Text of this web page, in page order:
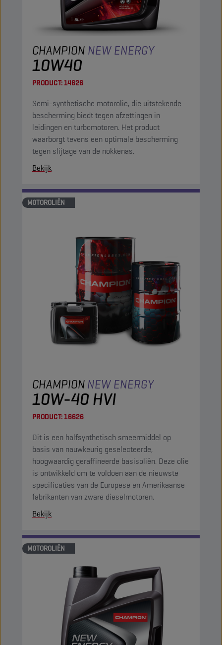
CHAMPION NEW ENERGY
10W40
PRODUCT:14626
Semi-synthetische motorolie, die uitstekende
bescherming biedt tegen afzettingen in
leidingen en turbomotoren. Het product
waarborgt tevens een optimale bescherming
tegen slijtage van de nokkenas.
Bekijk
MOTOROLIËN
CHAMPIONNEW ENERGY
10W-40 HVI
PRODUCT:16626
Dit is een halfsynthetisch smeermiddel op
basis van nauwkeurig geselecteerde,
hoogwaardig geraffineerde basisoliën. Deze olie
is ontwikkeld om te voldoen aan de nieuwste
specificaties van de Europese en Amerikaanse
fabrikanten van zware dieselmotoren.
Bekijk
MOTOROLIËN